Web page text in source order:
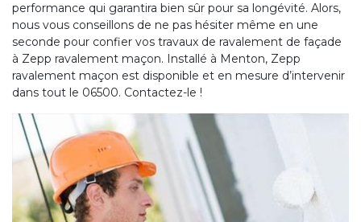
performance qui garantira bien sûr pour sa longévité. Alors,
nous vous conseillons de ne pas hésiter même en une
seconde pour confier vos travaux de ravalement de façade
à Zepp ravalement maçon. Installé à Menton, Zepp
ravalement maçon est disponible et en mesure d’intervenir
dans tout le 06500. Contactez-le !